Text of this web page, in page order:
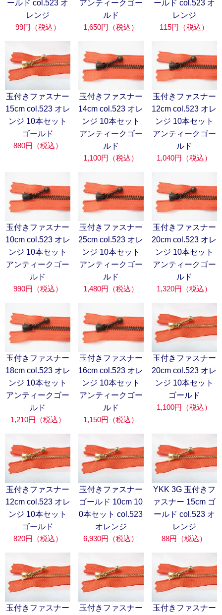
ールド col.523 オ
レンジ
99円（税込）
アンティークゴー
ルド
1,650円（税込）
ールド col.523 オ
レンジ
115円（税込）
玉付きファスナー
15cm col.523 オレ
ンジ 10本セット
ゴールド
880円（税込）
玉付きファスナー
14cm col.523 オレ
ンジ 10本セット
アンティークゴー
ルド
1,100円（税込）
玉付きファスナー
12cm col.523 オレ
ンジ 10本セット
アンティークゴー
ルド
1,040円（税込）
玉付きファスナー
10cm col.523 オレ
ンジ 10本セット
アンティークゴー
ルド
990円（税込）
玉付きファスナー
25cm col.523 オレ
ンジ 10本セット
アンティークゴー
ルド
1,480円（税込）
玉付きファスナー
20cm col.523 オレ
ンジ 10本セット
アンティークゴー
ルド
1,320円（税込）
玉付きファスナー
18cm col.523 オレ
ンジ 10本セット
アンティークゴー
ルド
1,210円（税込）
玉付きファスナー
16cm col.523 オレ
ンジ 10本セット
アンティークゴー
ルド
1,150円（税込）
玉付きファスナー
20cm col.523 オレ
ンジ 10本セット
ゴールド
1,100円（税込）
玉付きファスナー
12cm col.523 オレ
ンジ 10本セット
ゴールド
820円（税込）
玉付きファスナー
ゴールド 10cm 10
0本セット col.523
オレンジ
6,930円（税込）
YKK 3G 玉付きフ
ァスナー 15cm ゴ
ールド col.523 オ
レンジ
88円（税込）
玉付きファスナー
玉付きファスナー
玉付きファスナー